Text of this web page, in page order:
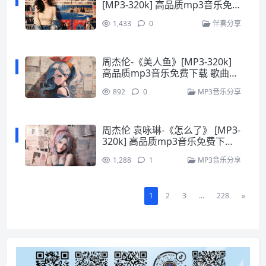
[MP3-320k] 高品质mp3音乐免
1,433 0 伴奏分享
周杰伦-《美人鱼》[MP3-320k]
高品质mp3音乐免费下载 歌曲免
892 0 MP3音乐分享
周杰伦 袁咏琳-《怎么了》 [MP3-
320k] 高品质mp3音乐免费下载
1,288 1 MP3音乐分享
1 2 3 ... 228 »